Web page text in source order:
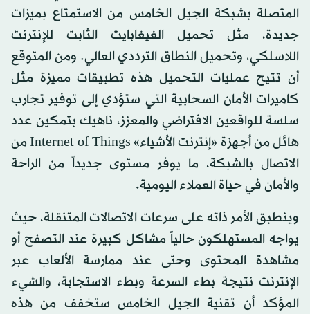
المتصلة بشبكة الجيل الخامس من الاستمتاع بميزات
جديدة، مثل تحميل الغيغابايت الثابت للإنترنت
اللاسلكي، وتحميل النطاق الترددي العالي. ومن المتوقع
أن تتيح عمليات التحميل هذه تطبيقات مميزة مثل
كاميرات الأمان السحابية التي ستؤدي إلى توفير تجارب
سلسة للواقعين الافتراضي والمعزز، ناهيك بتمكين عدد
هائل من أجهزة «إنترنت الأشياء» Internet of Things من
الاتصال بالشبكة، ما يوفر مستوى جديداً من الراحة
والأمان في حياة العملاء اليومية.
وينطبق الأمر ذاته على سرعات الاتصالات المتنقلة، حيث
يواجه المستهلكون حالياً مشاكل كبيرة عند التصفح أو
مشاهدة المحتوى وحتى عند ممارسة الألعاب عبر
الإنترنت نتيجة بطء السرعة وبطء الاستجابة، والشيء
المؤكد أن تقنية الجيل الخامس ستخفف من هذه